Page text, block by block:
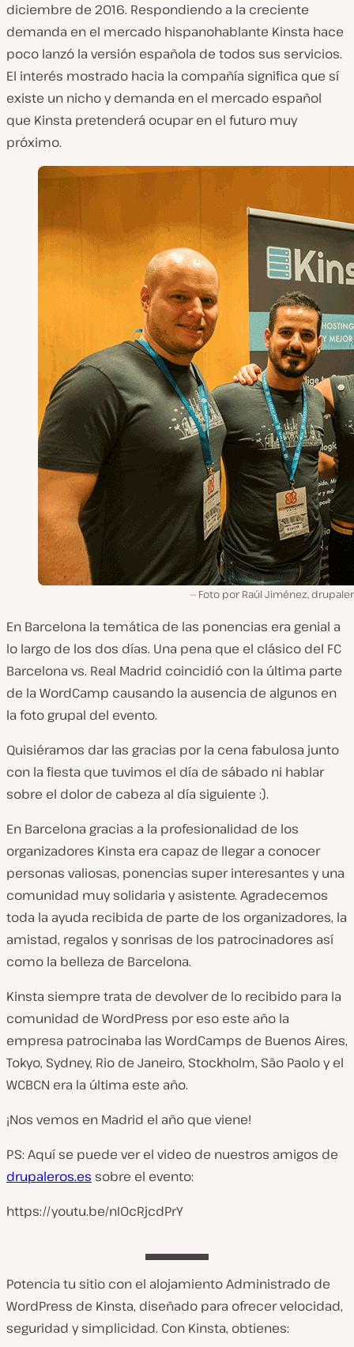
diciembre de 2016. Respondiendo a la creciente
demanda en el mercado hispanohablante Kinsta hace
poco lanzó la versión española de todos sus servicios.
El interés mostrado hacia la compañía significa que sí
existe un nicho y demanda en el mercado español
que Kinsta pretenderá ocupar en el futuro muy
próximo.
Foto por Raúl Jiménez,
En Barcelona la temática de las ponencias era genial a
lo largo de los dos días. Una pena que el clásico del FC
Barcelona vs. Real Madrid coincidió con la última parte
de la WordCamp causando la ausencia de algunos en
la foto grupal del evento.
Quisiéramos dar las gracias por la cena fabulosa junto
con la fiesta que tuvimos el día de sábado ni hablar
sobre el dolor de cabeza al día siguiente :).
En Barcelona gracias a la profesionalidad de los
organizadores Kinsta era capaz de llegar a conocer
personas valiosas, ponencias super interesantes y una
comunidad muy solidaria y asistente. Agradecemos
toda la ayuda recibida de parte de los organizadores, la
amistad, regalos y sonrisas de los patrocinadores así
como la belleza de Barcelona.
Kinsta siempre trata de devolver de lo recibido para la
comunidad de WordPress por eso este año la
empresa patrocinaba las WordCamps de Buenos Aires,
Tokyo, Sydney, Rio de Janeiro, Stockholm, São Paolo y el
WCBCN era la última este año.
¡Nos vemos en Madrid el año que viene!
PS: Aquí se puede ver el video de nuestros amigos de
drupaleros.es sobre el evento:
https://youtu.be/nIOcRjcdPrY
Potencia tu sitio con el alojamiento Administrado de
WordPress de Kinsta, diseñado para ofrecer velocidad,
seguridad y simplicidad. Con Kinsta, obtienes: